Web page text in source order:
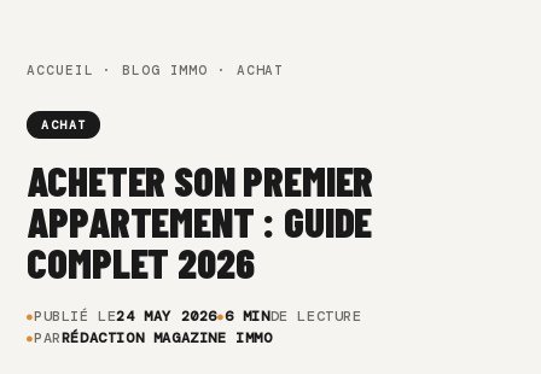
ACCUEIL ·BLOG IMMO · ACHAT
ACHAT
ACHETER SON PREMIER
APPARTEMENT : GUIDE
COMPLET 2026
PUBLIÉ LE24 MAY 2026 6 MINDE LECTURE
PARRÉDACTION MAGAZINE IMMO